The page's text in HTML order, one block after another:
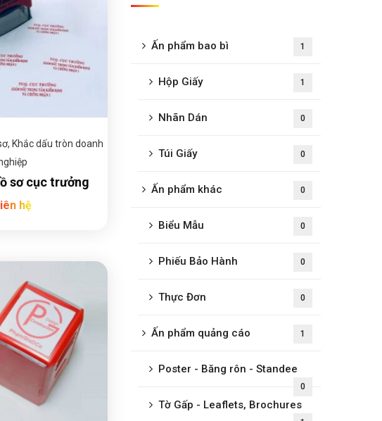
, Khắc dấu tròn doanh
sơ cục trưởng
hệ
Ấn phẩm bao bì 1
Hộp Giấy 1
Nhãn Dán 0
Túi Giấy 0
Ấn phẩm khác 0
Biểu Mẫu 0
Phiếu Bảo Hành 0
Thực Đơn 0
Ấn phẩm quảng cáo 1
Poster - Băng rôn - Standee
0
Tờ Gấp - Leaflets, Brochures